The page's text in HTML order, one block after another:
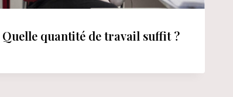
Quelle quantité de travail suffit ?